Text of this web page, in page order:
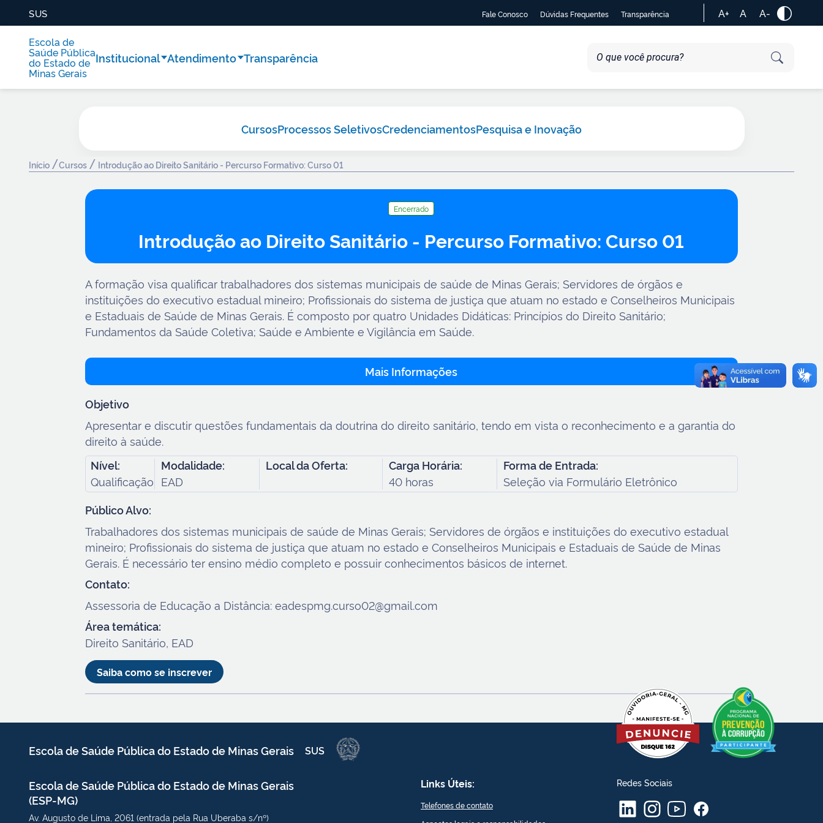
SUS Fale Conosco Dúvidas Frequentes Transparência A+ A A-
Escola de
Saúde Pública
do Estado de
Minas Gerais
Institucional Atendimento Transparência
CursosProcessos SeletivosCredenciamentosPesquisa e Inovação
Início /Cursos / Introdução ao Direito Sanitário - Percurso Formativo: Curso 01
Encerrado
Introdução ao Direito Sanitário - Percurso Formativo: Curso 01
A formação visa qualificar trabalhadores dos sistemas municipais de saúde de Minas Gerais; Servidores de órgãos e
instituições do executivo estadual mineiro; Profissionais do sistema de justiça que atuam no estado e Conselheiros Municipais
e Estaduais de Saúde de Minas Gerais. É composto por quatro Unidades Didáticas: Princípios do Direito Sanitário;
Fundamentos da Saúde Coletiva; Saúde e Ambiente e Vigilância em Saúde.
Mais Informações
Objetivo
Apresentar e discutir questões fundamentais da doutrina do direito sanitário, tendo em vista o reconhecimento e a garantia do
direito à saúde.
Nível:
Qualificação
Modalidade:
EAD
Local da Oferta: Carga Horária:
40 horas
Forma de Entrada:
Seleção via Formulário Eletrônico
Público Alvo:
Trabalhadores dos sistemas municipais de saúde de Minas Gerais; Servidores de órgãos e instituições do executivo estadual
mineiro; Profissionais do sistema de justiça que atuam no estado e Conselheiros Municipais e Estaduais de Saúde de Minas
Gerais. É necessário ter ensino médio completo e possuir conhecimentos básicos de internet.
Contato:
Assessoria de Educação a Distância: eadespmg.curso02@gmail.com
Área temática:
Direito Sanitário, EAD
Saiba como se inscrever
Escola de Saúde Públicado Estado de Minas Gerais SUS
Escola de Saúde Pública do Estado de Minas Gerais
(ESP-MG)
Av. Augusto de Lima, 2061 (entrada pela Rua Uberaba s/nº)
Links Úteis:
Telefones de contato
Redes Sociais